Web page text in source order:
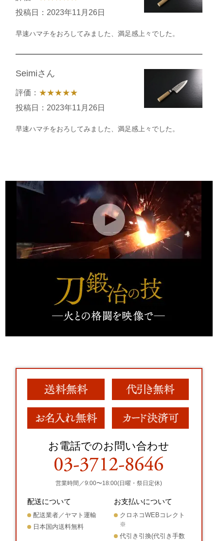
投稿日：2023年11月26日
早速ハマチをおろしてみました、満足感上々でした。
Seimiさん
評価： ★★★★★
投稿日：2023年11月26日
早速ハマチをおろしてみました、満足感上々でした。
お電話でのお問い合わせ
営業時間／9:00〜18:00(日曜・祭日定休)
配送について
配送業者／ヤマト運輸
日本国内送料無料
お支払いについて
クロネコWEBコレクト
※
代引き引換(代引き手数